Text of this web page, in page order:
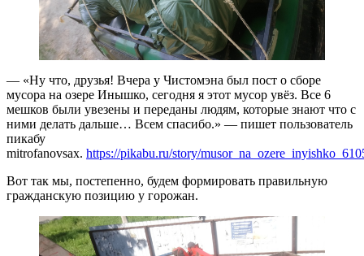
— «Ну что, друзья! Вчера у Чистомэна был пост о сборе
мусора на озере Инышко, сегодня я этот мусор увёз. Все 6
мешков были увезены и переданы людям, которые знают что с
ними делать дальше… Всем спасибо.» — пишет пользователь
пикабу
mitrofanovsax. https://pikabu.ru/story/
Вот так мы, постепенно, будем формировать правильную
гражданскую позицию у горожан.